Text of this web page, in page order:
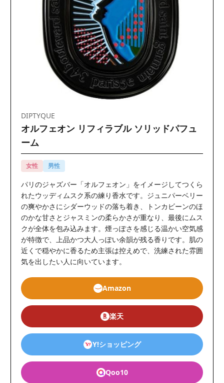
DIPTYQUE
オルフェオン リフィラブル ソリッドパフュ
ーム
女性 男性
パリのジャズバー「オルフェオン」をイメージしてつくら
れたウッディムスク系の練り香水です。ジュニパーベリー
の爽やかさにシダーウッドの落ち着き、トンカビーンのほ
のかな甘さとジャスミンの柔らかさが重なり、最後にムス
クが全体を包み込みます。煙っぽさを感じる温かい空気感
が特徴で、上品かつ大人っぽい余韻が残る香りです。肌の
近くで穏やかに香るため主張は控えめで、洗練された雰囲
気を出したい人に向いています。
Amazon
楽天
Y!ショッピング
Qoo10